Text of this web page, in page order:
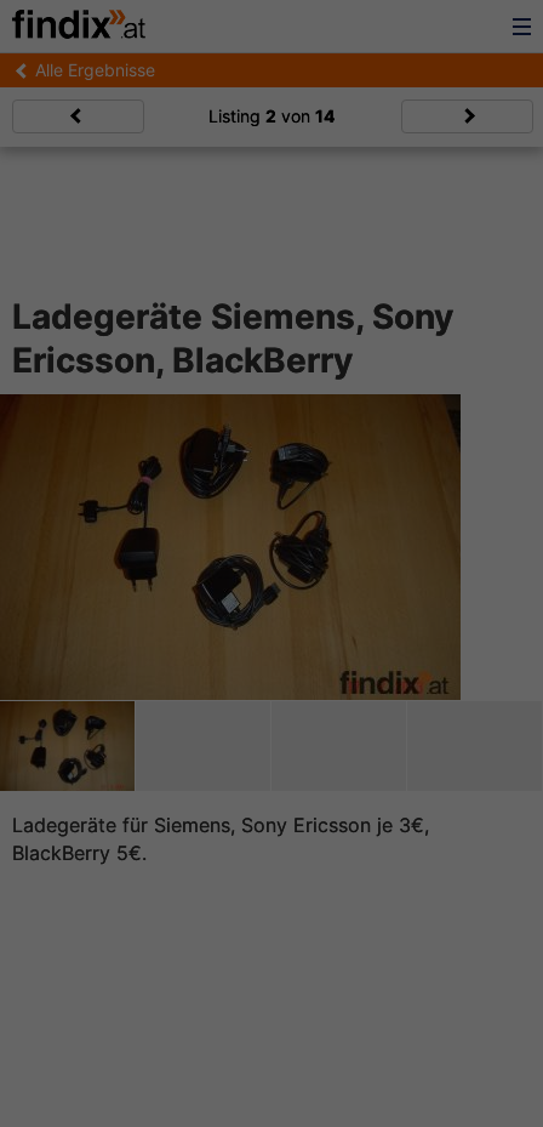
Alle Ergebnisse
Listing 2 von 14
Ladegeräte Siemens, Sony
Ericsson, BlackBerry
Ladegeräte für Siemens, Sony Ericsson je 3€,
BlackBerry 5€.